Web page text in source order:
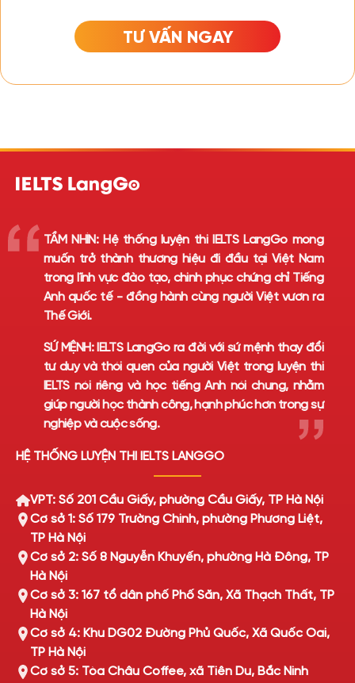
TƯ VẤN NGAY
TẦM NHÌN:Hệ thống luyện thi IELTS LangGo mong
muốn trở thành thương hiệu đi đầu tại Việt Nam
trong lĩnh vực đào tạo, chinh phục chứng chỉ Tiếng
Anh quốc tế - đồng hành cùng người Việt vươn ra
Thế Giới.
SỨ MỆNH:IELTS LangGo ra đời với sứ mệnh thay đổi
tư duy và thói quen của người Việt trong luyện thi
IELTS nói riêng và học tiếng Anh nói chung, nhằm
giúp người học thành công, hạnh phúc hơn trong sự
nghiệp và cuộc sống.
HỆ THỐNG LUYỆN THI IELTS LANGGO
VPT: Số 201 Cầu Giấy, phường Cầu Giấy, TP Hà Nội
Cơ sở 1: Số 179 Trường Chinh, phường Phương Liệt,
TP Hà Nội
Cơ sở 2: Số 8 Nguyễn Khuyến, phường Hà Đông, TP
Hà Nội
Cơ sở 3: 167 tổ dân phố Phố Săn, Xã Thạch Thất, TP
Hà Nội
Cơ sở 4: Khu DG02 Đường Phủ Quốc, Xã Quốc Oai,
TP Hà Nội
Cơ sở 5: Tòa Châu Coffee, xã Tiên Du, Bắc Ninh